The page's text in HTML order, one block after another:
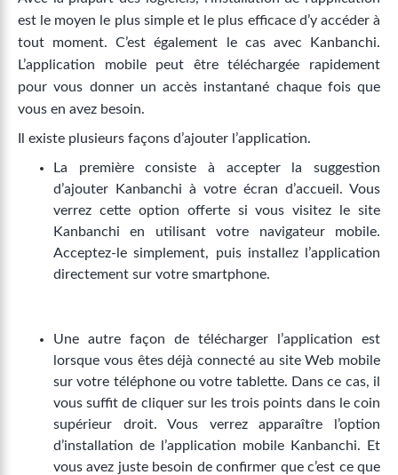
est le moyen le plus simple et le plus efficace d’y accéder à
tout moment. C’est également le cas avec Kanbanchi.
L’application mobile peut être téléchargée rapidement
pour vous donner un accès instantané chaque fois que
vous en avez besoin.
Il existe plusieurs façons d’ajouter l’application.
La première consiste à accepter la suggestion
d’ajouter Kanbanchi à votre écran d’accueil. Vous
verrez cette option offerte si vous visitez le site
Kanbanchi en utilisant votre navigateur mobile.
Acceptez-le simplement, puis installez l’application
directement sur votre smartphone.
Une autre façon de télécharger l’application est
lorsque vous êtes déjà connecté au site Web mobile
sur votre téléphone ou votre tablette. Dans ce cas, il
vous suffit de cliquer sur les trois points dans le coin
supérieur droit. Vous verrez apparaître l’option
d’installation de l’application mobile Kanbanchi. Et
vous avez juste besoin de confirmer que c’est ce que